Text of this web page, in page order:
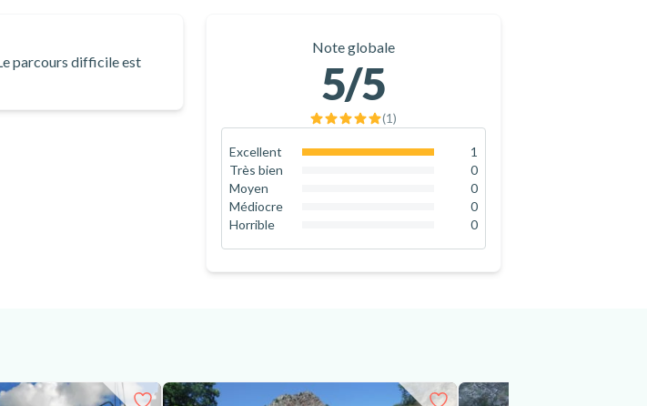
Note globale
5/5
(1)
Excellent
1
Très bien
0
Moyen
0
Médiocre
0
Horrible
0
parcours difficile est